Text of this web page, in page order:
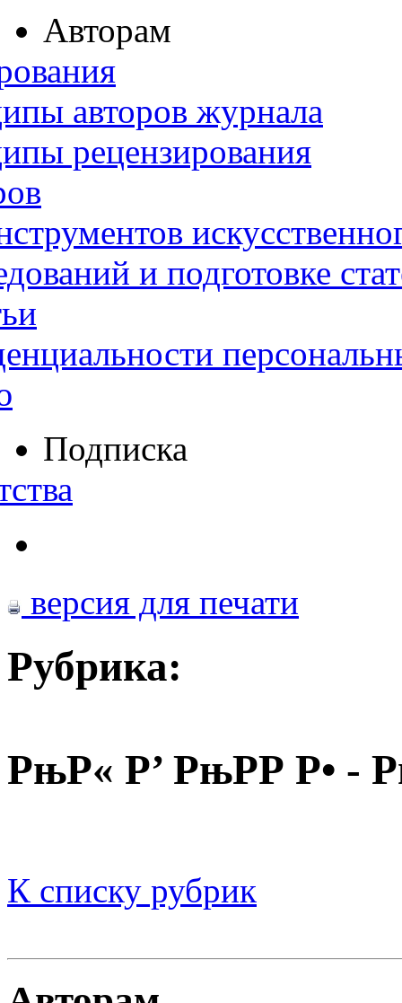
Авторам
авторов журнала
рецензирования
и подготовке
Подписка
версия для печати
Рубрика:
РњР« Р’ РњРР Р• -
К списку рубрик